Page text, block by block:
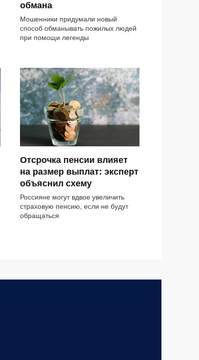
обмана
Мошенники придумали новый
способ обманывать пожилых людей
при помощи легенды
Отсрочка пенсии влияет
на размер выплат: эксперт
объяснил схему
Россияне могут вдвое увеличить
страховую пенсию, если не будут
обращаться